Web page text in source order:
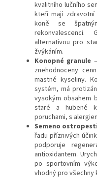
kvalitního lučního
kteří mají
koně se
alternativou pro
žvýkáním.
Konopné granule
znehodnoceny
mastné kyseliny.
systém, má
vysokým obsahem
staré a hubené
poruchami, s
Semeno
řadu příznivých
podporuje
antioxidantem.
po sportovním
vhodný pro všechny